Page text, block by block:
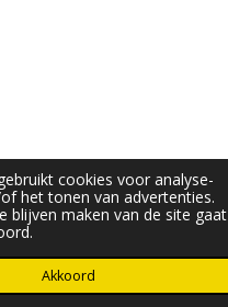
cookies voor analyse-
het tonen van advertenties.
blijven maken van de site gaat
Akkoord
mode